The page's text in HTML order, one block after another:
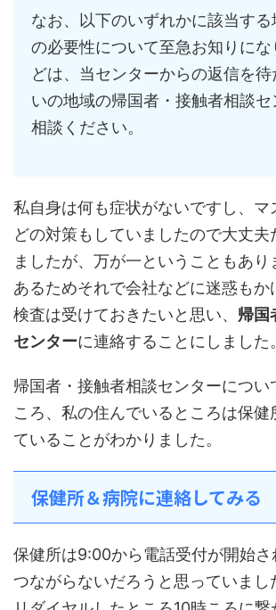
なお、以下のいずれかに該当す
の必要性について至急お知りに
どは、当センターからの返信を待
いの地域の帰国者・接触者相談
相談ください。
私自身は何も症状がないですし、マ
どの対策もしていましたので大丈夫
ましたが、万が一ということもあ
あるためそれで会社などに迷惑もか
検査は受けておきたいと思い、 帰国
センターに連絡することにしました。
帰国者・接触者相談センターについ
ころ、私の住んでいるところは保健
ていることがわかりました。
保健所＆病院に連絡してみる
保健所は9:00から電話受付が開始さ
つながらないだろうと思っていまし